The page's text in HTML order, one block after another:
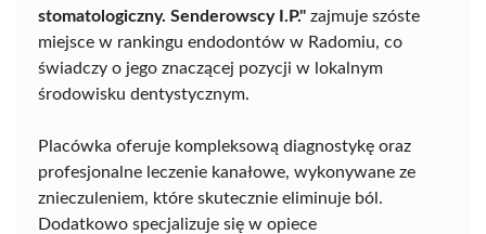
stomatologiczny. Senderowscy I.P." zajmuje szóste
miejsce w rankingu endodontów w Radomiu, co
świadczy o jego znaczącej pozycji w lokalnym
środowisku dentystycznym.
Placówka oferuje kompleksową diagnostykę oraz
profesjonalne leczenie kanałowe, wykonywane ze
znieczuleniem, które skutecznie eliminuje ból.
Dodatkowo specjalizuje się w opiece